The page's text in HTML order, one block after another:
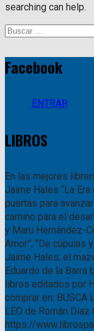
searching can help.
Buscar:
Facebook
ENTRAR
LIBROS
En las mejores
Jaime Hales “La Era
puertas para
camino para el
y Maru Hernández-
Amor”, “De cúpulas
Jaime Hales; el
Eduardo de la Barra
libros editados por
comprar en: BUSCA
LEO de Román
https://